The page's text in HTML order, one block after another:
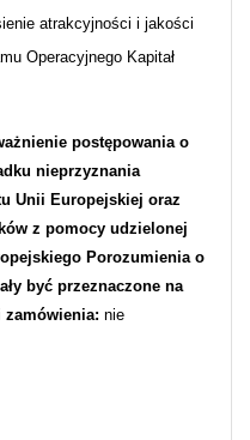
atrakcyjności i jakości
Operacyjnego Kapitał
postępowania o
nieprzyznania
Unii Europejskiej oraz
z pomocy udzielonej
Porozumienia o
być przeznaczone na
zamówienia: nie